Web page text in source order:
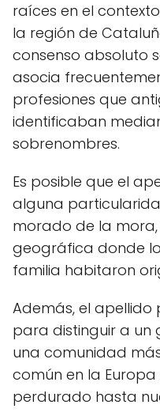
raíces en el
la región de
consenso absoluto
asocia
profesiones que
identificaban
sobrenombres.
Es posible que el
alguna
morado de la
geográfica donde
familia habitaron
Además, el
para distinguir a un
una comunidad
común en la
perdurado hasta